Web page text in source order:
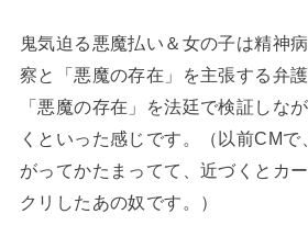
鬼気迫る悪魔払い＆女の子は精神
察と「悪魔の存在」を主張する弁
「悪魔の存在」を法廷で検証しな
くといった感じです。（以前CMで
がってかたまってて、近づくとカ
クリしたあの奴です。）